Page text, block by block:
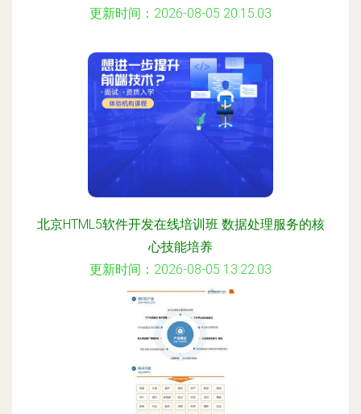
更新时间：2026-08-05 20:15:03
北京HTML5软件开发在线培训班 数据处理服务的核
心技能培养
更新时间：2026-08-05 13:22:03